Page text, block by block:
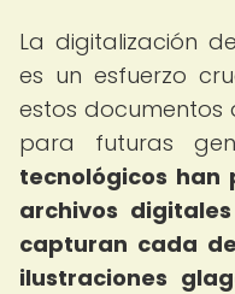
La digitalización
es un esfuerzo
estos documentos
para futuras
tecnológicos han
archivos
capturan cada
ilustraciones